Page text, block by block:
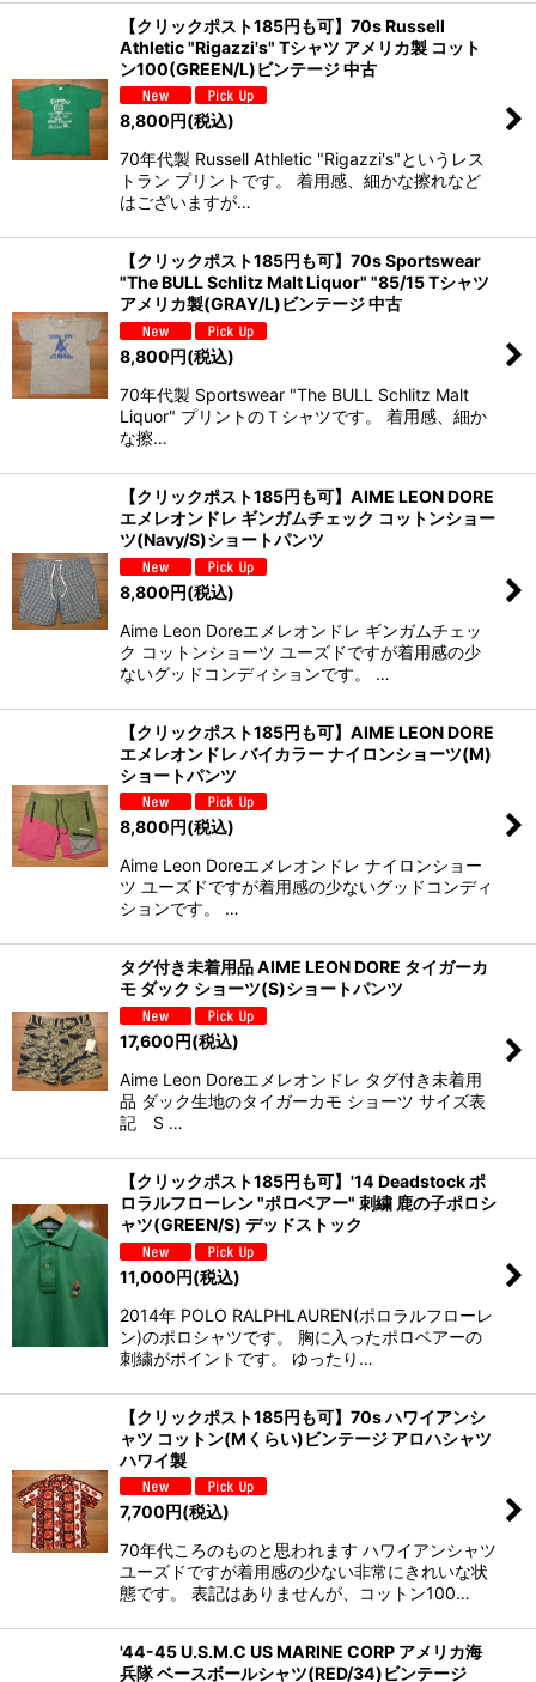
【クリックポスト185円も可】70s Russell
Athletic "Rigazzi's" Tシャツ アメリカ製 コット
ン100(GREEN/L)ビンテージ 中古
8,800円(税込)
70年代製 Russell Athletic "Rigazzi's"というレス
トラン プリントです。 着用感、細かな擦れなど
はございますが…
【クリックポスト185円も可】70s Sportswear
"The BULL Schlitz Malt Liquor" "85/15 Tシャツ
アメリカ製(GRAY/L)ビンテージ 中古
8,800円(税込)
70年代製 Sportswear "The BULL Schlitz Malt
Liquor" プリントのＴシャツです。 着用感、細か
な擦…
【クリックポスト185円も可】AIME LEON DORE
エメレオンドレ ギンガムチェック コットンショー
ツ(Navy/S)ショートパンツ
8,800円(税込)
Aime Leon Doreエメレオンドレ ギンガムチェッ
ク コットンショーツ ユーズドですが着用感の少
ないグッドコンディションです。 …
【クリックポスト185円も可】AIME LEON DORE
エメレオンドレ バイカラー ナイロンショーツ(M)
ショートパンツ
8,800円(税込)
Aime Leon Doreエメレオンドレ ナイロンショー
ツ ユーズドですが着用感の少ないグッドコンディ
ションです。 …
タグ付き未着用品 AIME LEON DORE タイガーカ
モ ダック ショーツ(S)ショートパンツ
17,600円(税込)
Aime Leon Doreエメレオンドレ タグ付き未着用
品 ダック生地のタイガーカモ ショーツ サイズ表
記 S …
【クリックポスト185円も可】'14 Deadstock ポ
ロラルフローレン "ポロベアー" 刺繍 鹿の子ポロシ
ャツ(GREEN/S) デッドストック
11,000円(税込)
2014年 POLO RALPHLAUREN(ポロラルフローレ
ン)のポロシャツです。 胸に入ったポロベアーの
刺繍がポイントです。 ゆったり…
【クリックポスト185円も可】70s ハワイアンシ
ャツ コットン(Mくらい)ビンテージ アロハシャツ
ハワイ製
7,700円(税込)
70年代ころのものと思われます ハワイアンシャツ
ユーズドですが着用感の少ない非常にきれいな状
態です。 表記はありませんが、コットン100…
'44-45 U.S.M.C US MARINE CORP アメリカ海
兵隊 ベースボールシャツ(RED/34)ビンテージ